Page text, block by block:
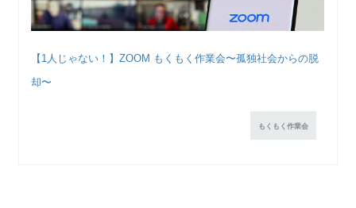
【1人じゃない！】ZOOM もくもく作業会〜孤独社会からの脱
却〜
もくもく作業会